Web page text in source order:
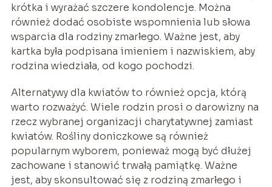
krótka i wyrażać szczere kondolencje. Można
również dodać osobiste wspomnienia lub słowa
wsparcia dla rodziny zmarłego. Ważne jest, aby
kartka była podpisana imieniem i nazwiskiem, aby
rodzina wiedziała, od kogo pochodzi.
Alternatywy dla kwiatów to również opcja, którą
warto rozważyć. Wiele rodzin prosi o darowizny na
rzecz wybranej organizacji charytatywnej zamiast
kwiatów. Rośliny doniczkowe są również
popularnym wyborem, ponieważ mogą być dłużej
zachowane i stanowić trwałą pamiątkę. Ważne
jest, aby skonsultować się z rodziną zmarłego i